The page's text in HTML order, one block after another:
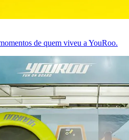
de quem viveu a YouRoo.